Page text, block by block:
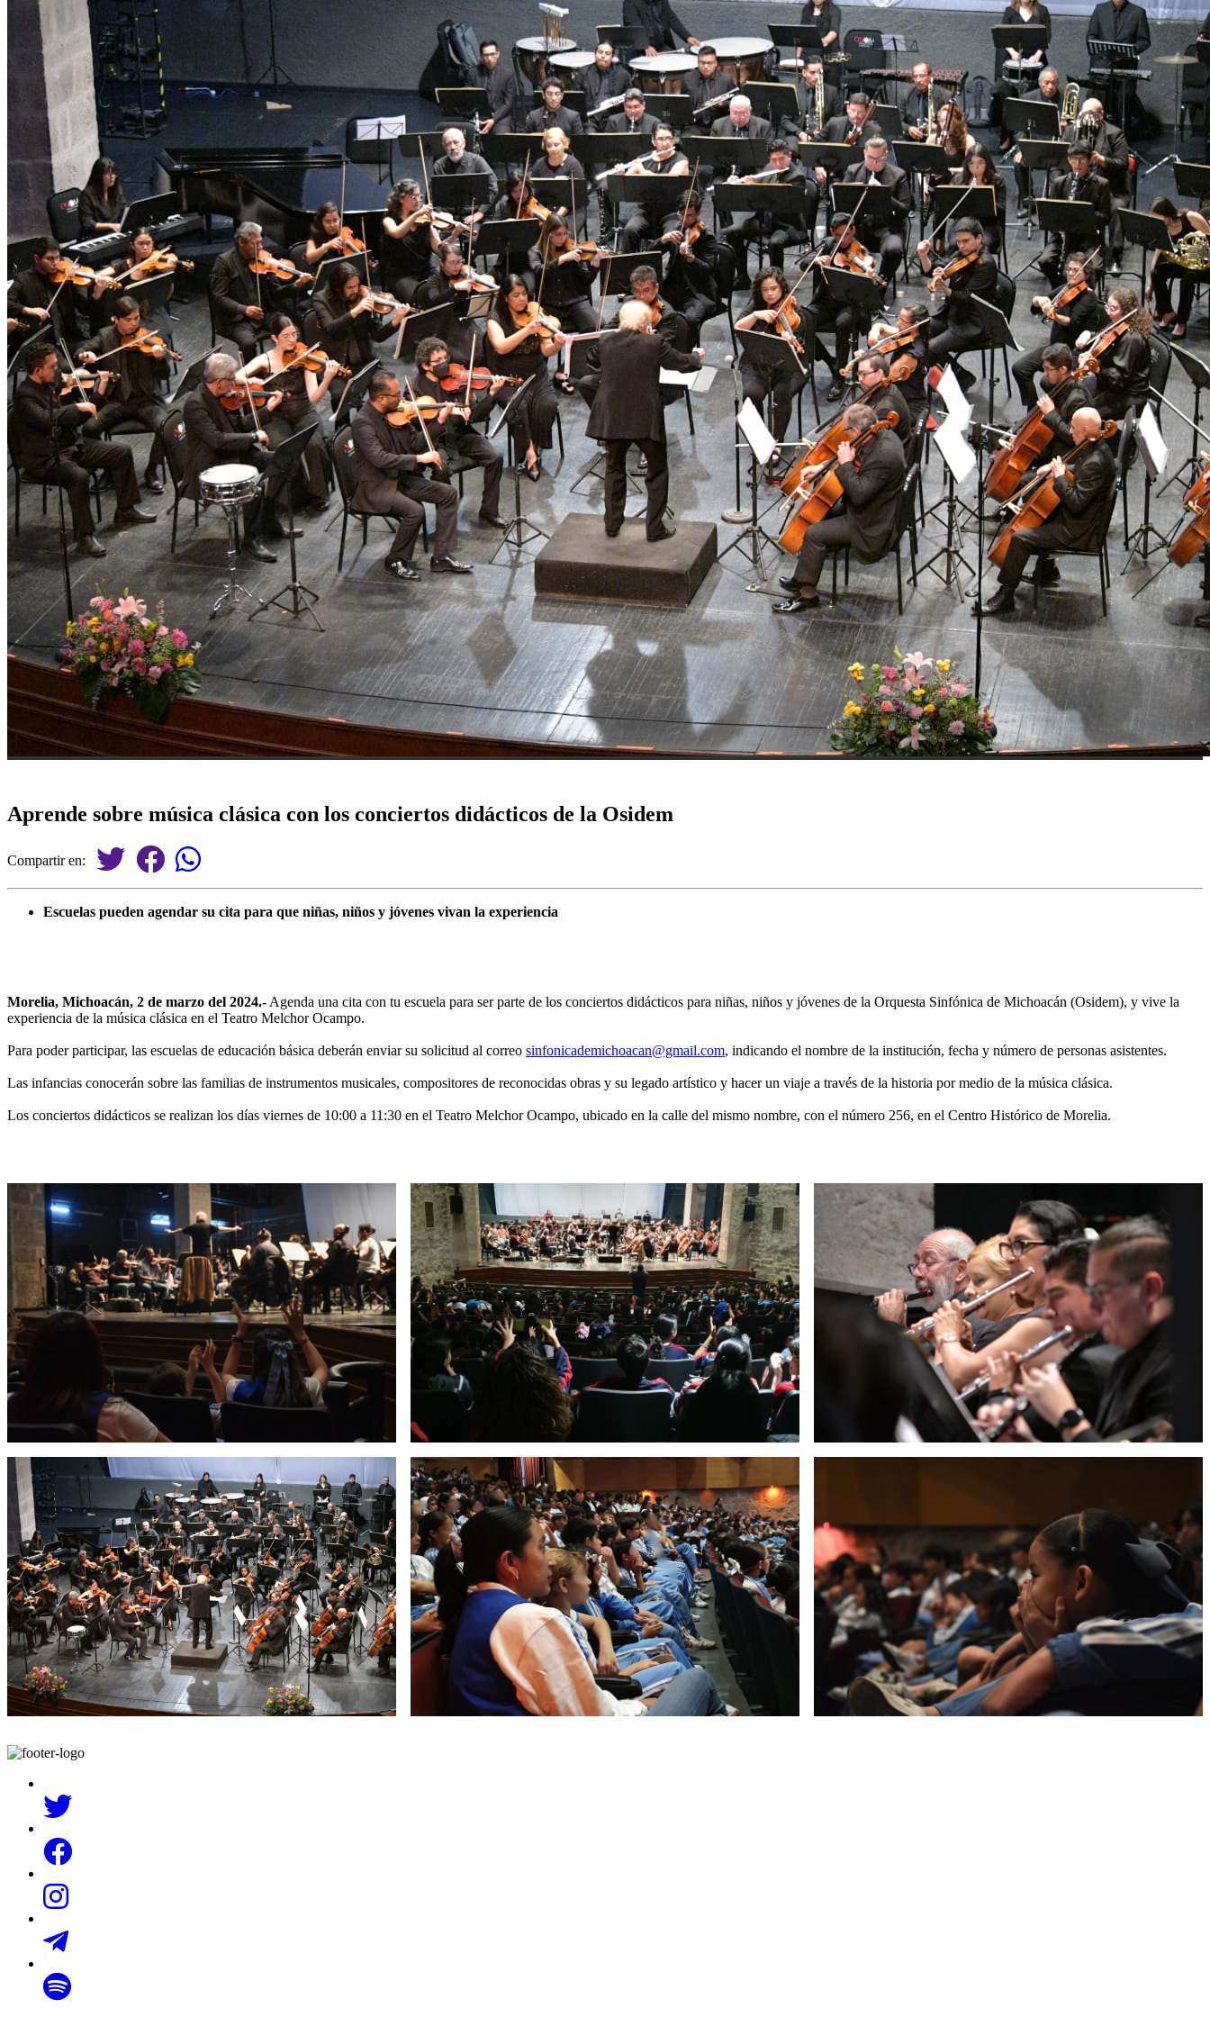
Aprende sobre música clásica con los conciertos didácticos de la Osidem
Compartir en:
Escuelas pueden agendar su cita para que niñas, niños y jóvenes vivan la experiencia
Morelia, Michoacán, 2 de marzo del 2024.- Agenda una cita con tu escuela para ser parte de los conciertos didácticos para niñas, niños y jóvenes de la Orquesta Sinfónica de Michoacán (Osidem), y vive la
experiencia de la música clásica en el Teatro Melchor Ocampo.
Para poder participar, las escuelas de educación básica deberán enviar su solicitud al correo sinfonicademichoacan@gmail.com, indicando el nombre de la institución, fecha y número de personas asistentes.
Las infancias conocerán sobre las familias de instrumentos musicales, compositores de reconocidas obras y su legado artístico y hacer un viaje a través de la historia por medio de la música clásica.
Los conciertos didácticos se realizan los días viernes de 10:00 a 11:30 en el Teatro Melchor Ocampo, ubicado en la calle del mismo nombre, con el número 256, en el Centro Histórico de Morelia.